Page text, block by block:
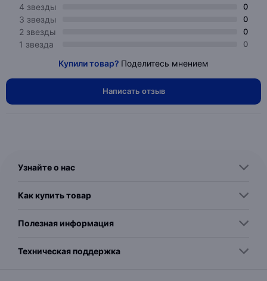
4 звезды 0
3 звезды 0
2 звезды 0
1 звезда 0
Купили товар? Поделитесь мнением
Написать отзыв
Узнайте о нас
Как купить товар
Полезная информация
Техническая поддержка